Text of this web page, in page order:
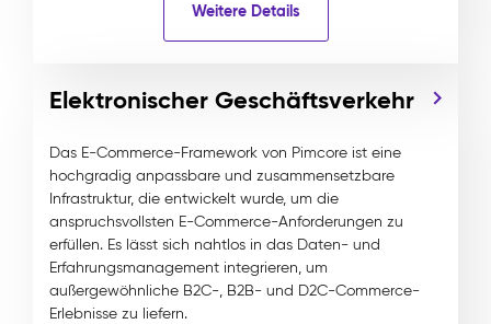
Weitere Details
Elektronischer Geschäftsverkehr
Das E-Commerce-Framework von Pimcore ist eine
hochgradig anpassbare und zusammensetzbare
Infrastruktur, die entwickelt wurde, um die
anspruchsvollsten E-Commerce-Anforderungen zu
erfüllen. Es lässt sich nahtlos in das Daten- und
Erfahrungsmanagement integrieren, um
außergewöhnliche B2C-, B2B- und D2C-Commerce-
Erlebnisse zu liefern.